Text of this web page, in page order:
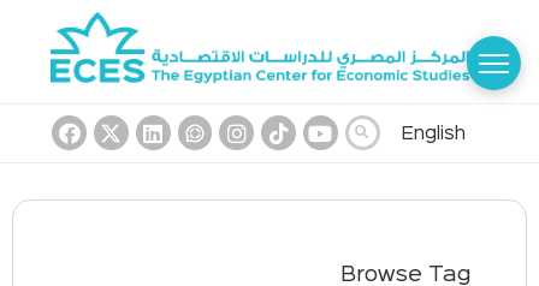
English
Browse Tag